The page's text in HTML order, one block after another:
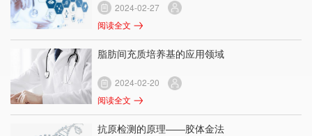
2024-02-27
阅读全文
脂肪间充质培养基的应用领域
2024-02-20
阅读全文
抗原检测的原理——胶体金法